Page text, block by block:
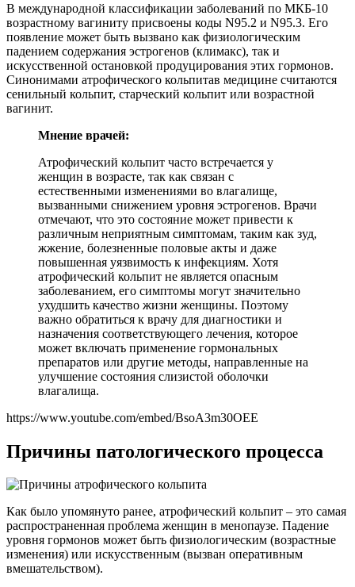
В международной классификации заболеваний по МКБ-10
возрастному вагиниту присвоены коды N95.2 и N95.3. Его
появление может быть вызвано как физиологическим
падением содержания эстрогенов (климакс), так и
искусственной остановкой продуцирования этих гормонов.
Синонимами атрофического кольпитав медицине считаются
сенильный кольпит, старческий кольпит или возрастной
вагинит.
Мнение врачей:
Атрофический кольпит часто встречается у
женщин в возрасте, так как связан с
естественными изменениями во влагалище,
вызванными снижением уровня эстрогенов. Врачи
отмечают, что это состояние может привести к
различным неприятным симптомам, таким как зуд,
жжение, болезненные половые акты и даже
повышенная уязвимость к инфекциям. Хотя
атрофический кольпит не является опасным
заболеванием, его симптомы могут значительно
ухудшить качество жизни женщины. Поэтому
важно обратиться к врачу для диагностики и
назначения соответствующего лечения, которое
может включать применение гормональных
препаратов или другие методы, направленные на
улучшение состояния слизистой оболочки
влагалища.
https://www.youtube.com/embed/BsoA3m30OEE
Причины патологического процесса
Как было упомянуто ранее, атрофический кольпит – это самая
распространенная проблема женщин в менопаузе. Падение
уровня гормонов может быть физиологическим (возрастные
изменения) или искусственным (вызван оперативным
вмешательством).